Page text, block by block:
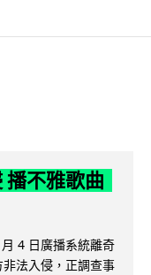
播不雅歌曲
4 日廣播系統離奇
法入侵，正調查事